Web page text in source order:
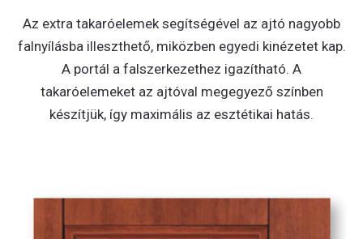
Az extra takaróelemek segítségével az ajtó nagyobb
falnyílásba illeszthető, miközben egyedi kinézetet kap.
A portál a falszerkezethez igazítható. A
takaróelemeket az ajtóval megegyező színben
készítjük, így maximális az esztétikai hatás.